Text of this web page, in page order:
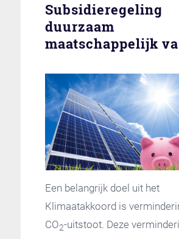
Subsidieregeling
duurzaam
maatschappelijk
Een belangrijk doel uit het
Klimaatakkoord is
CO2-uitstoot. Deze